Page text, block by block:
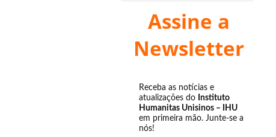
Assine a
Newsletter
Receba as notícias e
atualizações do Instituto
Humanitas Unisinos – IHU
em primeira mão. Junte-se a
nós!